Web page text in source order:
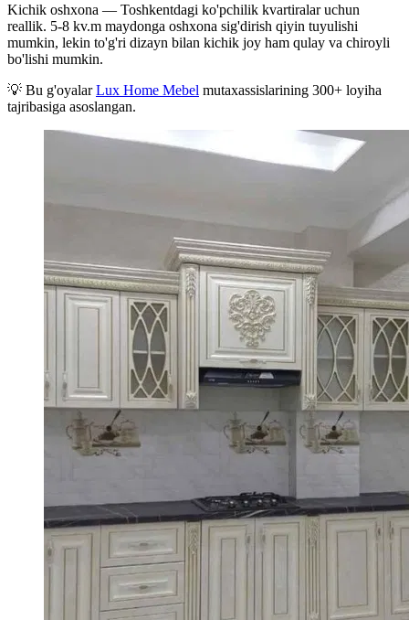
Kichik oshxona — Toshkentdagi ko'pchilik kvartiralar uchun
reallik. 5-8 kv.m maydonga oshxona sig'dirish qiyin tuyulishi
mumkin, lekin to'g'ri dizayn bilan kichik joy ham qulay va chiroyli
bo'lishi mumkin.
💡 Bu g'oyalarLux Home Mebel mutaxassislarining 300+ loyiha
tajribasiga asoslangan.